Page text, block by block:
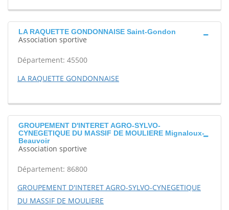
LA RAQUETTE GONDONNAISE Saint-Gondon
Association sportive
Département: 45500
LA RAQUETTE GONDONNAISE
GROUPEMENT D'INTERET AGRO-SYLVO-
CYNEGETIQUE DU MASSIF DE MOULIERE Mignaloux-
Beauvoir
Association sportive
Département: 86800
GROUPEMENT D'INTERET AGRO-SYLVO-CYNEGETIQUE
DU MASSIF DE MOULIERE